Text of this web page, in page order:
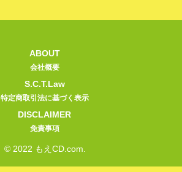
ABOUT
会社概要
S.C.T.Law
特定商取引法に基づく表示
DISCLAIMER
免責事項
© 2022 もえCD.com.